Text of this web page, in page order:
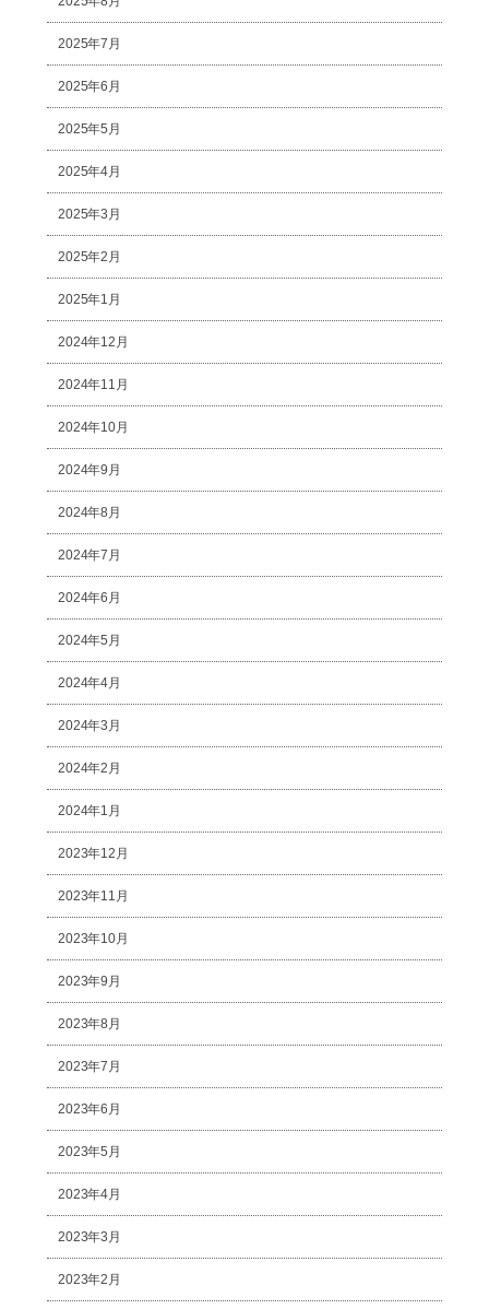
2025年7月
2025年6月
2025年5月
2025年4月
2025年3月
2025年2月
2025年1月
2024年12月
2024年11月
2024年10月
2024年9月
2024年8月
2024年7月
2024年6月
2024年5月
2024年4月
2024年3月
2024年2月
2024年1月
2023年12月
2023年11月
2023年10月
2023年9月
2023年8月
2023年7月
2023年6月
2023年5月
2023年4月
2023年3月
2023年2月